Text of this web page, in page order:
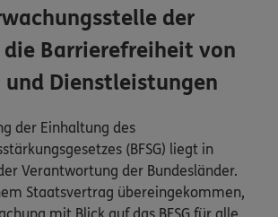
der
die Barrierefreiheit von
und Dienstleistungen
der Einhaltung des
(BFSG) liegt in
Verantwortung der Bundesländer.
Staatsvertrag übereingekommen,